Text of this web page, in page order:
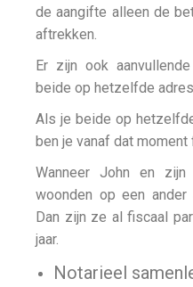
de aangifte alleen de
aftrekken.
Er zijn ook
beide op hetzelfde
Als je beide op
ben je vanaf dat moment
Wanneer John en
woonden op een
Dan zijn ze al fiscaal
jaar.
Notarieel